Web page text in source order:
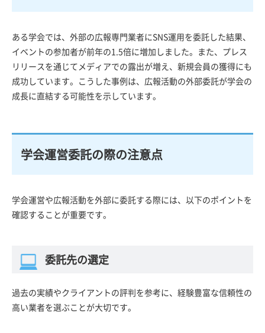
ある学会では、外部の広報専門業者にSNS運用を委託した結果、
イベントの参加者が前年の1.5倍に増加しました。また、プレス
リリースを通じてメディアでの露出が増え、新規会員の獲得にも
成功しています。こうした事例は、広報活動の外部委託が学会の
成長に直結する可能性を示しています。
学会運営委託の際の注意点
学会運営や広報活動を外部に委託する際には、以下のポイントを
確認することが重要です。
委託先の選定
過去の実績やクライアントの評判を参考に、経験豊富な信頼性の
高い業者を選ぶことが大切です。